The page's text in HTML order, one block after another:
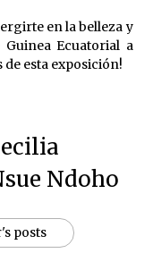
en la belleza y
Ecuatorial a
esta exposición!
Ndoho
posts